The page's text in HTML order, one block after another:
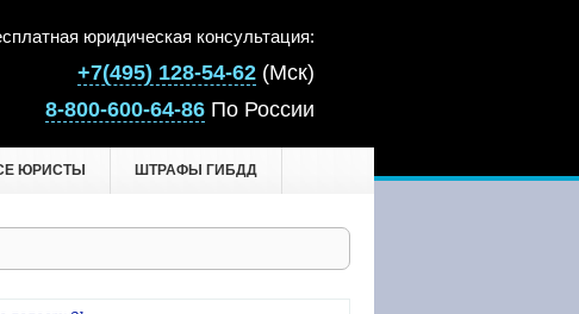
юридическая консультация:
+7(495) 128-54-62 (Мск)
8-800-600-64-86 По России
ЮРИСТЫ ШТРАФЫ ГИБДД